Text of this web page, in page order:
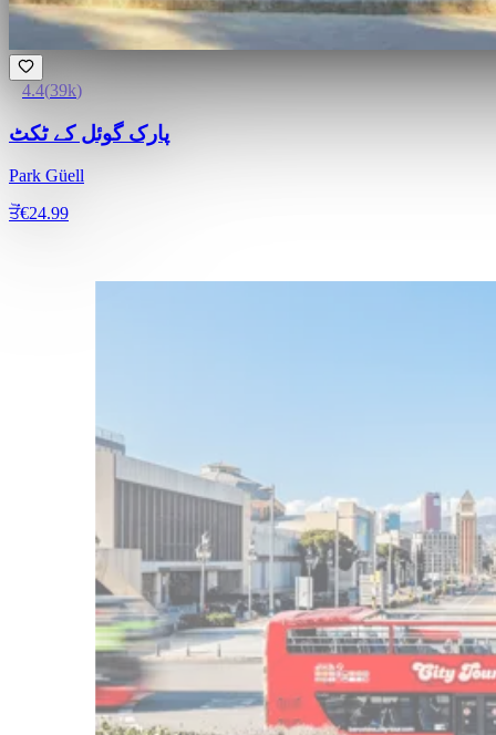
4.4(39k)
پارک گوئل کے ٹکٹ
Park Güell
ਤੋਂ€24.99